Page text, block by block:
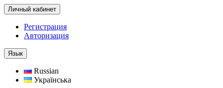
Личный кабинет
Регистрация
Авторизация
Язык
Russian
Українська